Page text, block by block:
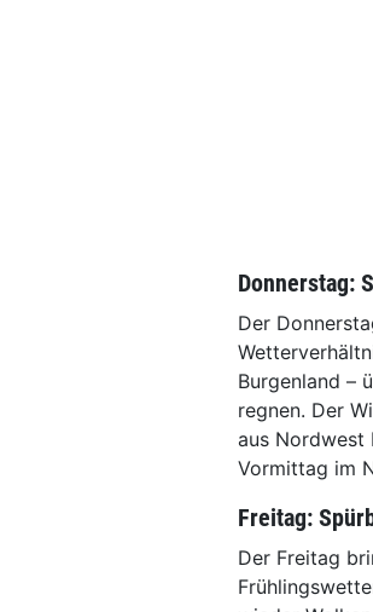
Donnerstag:
Der
Burgenland –
regnen. Der
aus Nordwest
Vormittag im
Freitag:
Der Freitag